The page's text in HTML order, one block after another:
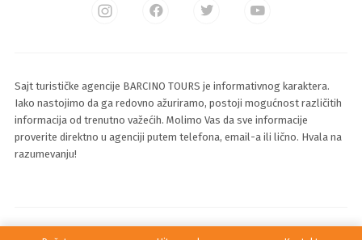
Sajt turističke agencije BARCINO TOURS je informativnog karaktera.
Iako nastojimo da ga redovno ažuriramo, postoji mogućnost različitih
informacija od trenutno važećih. Molimo Vas da sve informacije
proverite direktno u agenciji putem telefona, email-a ili lično. Hvala na
razumevanju!